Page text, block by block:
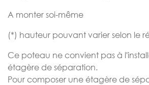
A monter soi-même
(*) hauteur pouvant varier selon le
Ce poteau ne convient pas à
étagère de séparation.
Pour composer une étagère de